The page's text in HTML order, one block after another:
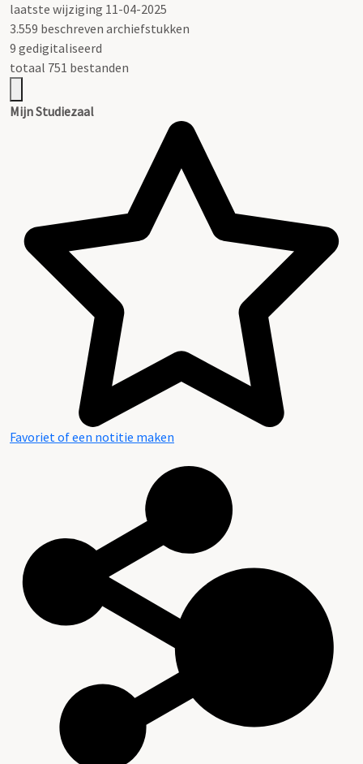
laatste wijziging 11-04-2025
3.559 beschreven archiefstukken
9 gedigitaliseerd
totaal 751 bestanden
Mijn Studiezaal
Favoriet of een notitie maken